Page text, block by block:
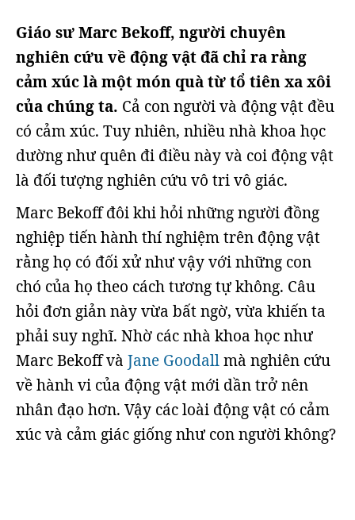
Giáo sư Marc Bekoff, người chuyên
nghiên cứu về động vật đã chỉ ra rằng
cảm xúc là một món quà từ tổ tiên xa xôi
của chúng ta. Cả con người và động vật đều
có cảm xúc. Tuy nhiên, nhiều nhà khoa học
dường như quên đi điều này và coi động vật
là đối tượng nghiên cứu vô tri vô giác.
Marc Bekoff đôi khi hỏi những người đồng
nghiệp tiến hành thí nghiệm trên động vật
rằng họ có đối xử như vậy với những con
chó của họ theo cách tương tự không. Câu
hỏi đơn giản này vừa bất ngờ, vừa khiến ta
phải suy nghĩ. Nhờ các nhà khoa học như
Marc Bekoff và Jane Goodallmà nghiên cứu
về hành vi của động vật mới dần trở nên
nhân đạo hơn. Vậy các loài động vật có cảm
xúc và cảm giác giống như con người không?